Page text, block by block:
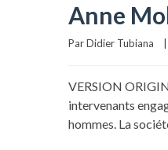
Anne
Par Didier Tubiana
VERSION
intervenants
hommes. La